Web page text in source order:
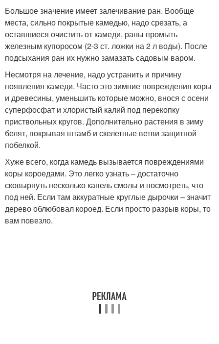
Большое значение имеет залечивание ран. Вообще
места, сильно покрытые камедью, надо срезать, а
оставшиеся очистить от камеди, раны промыть
железным купоросом (2-3 ст. ложки на 2 л воды). После
подсыхания ран их нужно замазать садовым варом.
Несмотря на лечение, надо устранить и причину
появления камеди. Часто это зимние повреждения коры
и древесины, уменьшить которые можно, внося с осени
суперфосфат и хлористый калий под перекопку
приствольных кругов. Дополнительно растения в зиму
белят, покрывая штамб и скелетные ветви защитной
побелкой.
Хуже всего, когда камедь вызывается повреждениями
коры короедами. Это легко узнать – достаточно
сковырнуть несколько капель смолы и посмотреть, что
под ней. Если там аккуратные круглые дырочки – значит
дерево облюбовал короед. Если просто разрыв коры, то
вам повезло.